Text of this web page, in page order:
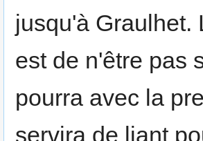
jusqu'à Graulhet.
est de n'être pas
pourra avec la
servira de liant